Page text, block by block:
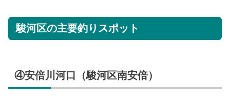
駿河区の主要釣りスポット
④安倍川河口（駿河区南安倍）